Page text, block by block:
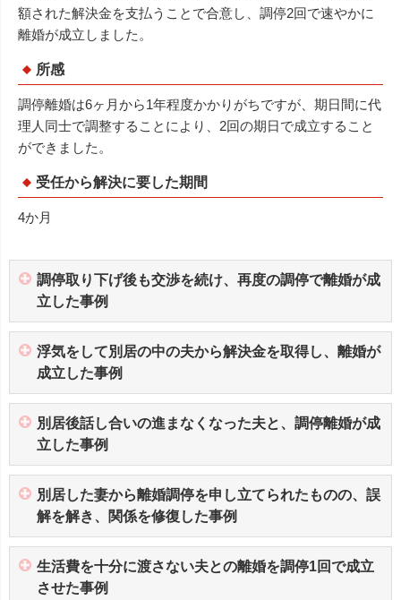
額された解決金を支払うことで合意し、調停2回で速やかに
離婚が成立しました。
所感
調停離婚は6ヶ月から1年程度かかりがちですが、期日間に代
理人同士で調整することにより、2回の期日で成立すること
ができました。
受任から解決に要した期間
4か月
調停取り下げ後も交渉を続け、再度の調停で離婚が成
立した事例
浮気をして別居の中の夫から解決金を取得し、離婚が
成立した事例
別居後話し合いの進まなくなった夫と、調停離婚が成
立した事例
別居した妻から離婚調停を申し立てられたものの、誤
解を解き、関係を修復した事例
生活費を十分に渡さない夫との離婚を調停1回で成立
させた事例